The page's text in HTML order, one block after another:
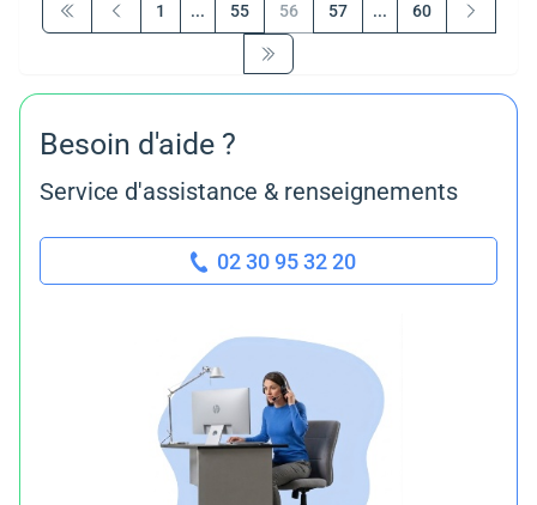
Première page
Précédent
1 ... 55 56 57 ... 60
Suivant
Dernière page
Besoin d'aide ?
Service d'assistance & renseignements
02 30 95 32 20